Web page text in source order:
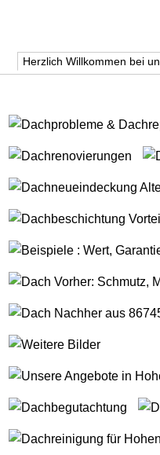
Herzlich Willkommen bei